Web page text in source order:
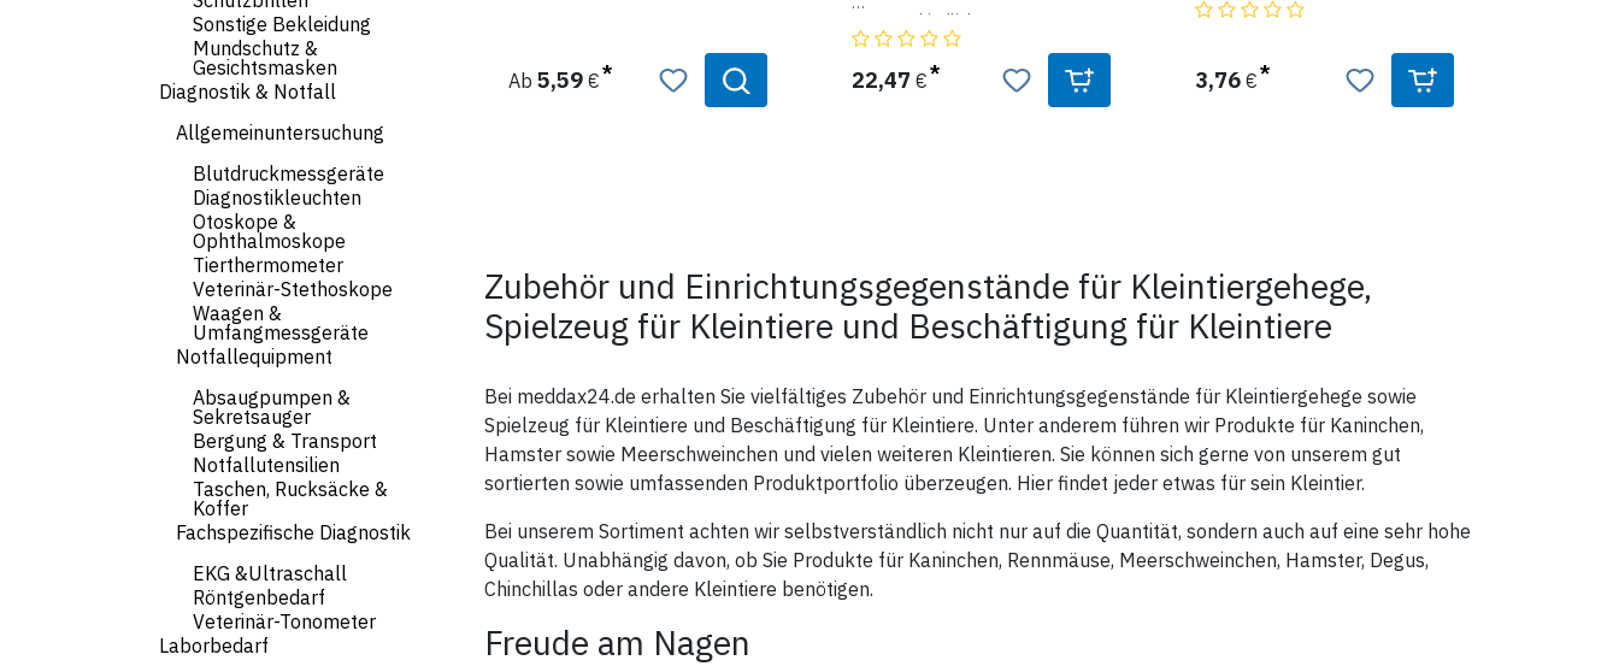
Sonstige Bekleidung
Mundschutz &
Gesichtsmasken
Diagnostik & Notfall
Allgemeinuntersuchung
Blutdruckmessgeräte
Diagnostikleuchten
Otoskope &
Ophthalmoskope
Tierthermometer
Veterinär-Stethoskope
Waagen &
Umfangmessgeräte
Notfallequipment
Absaugpumpen &
Sekretsauger
Bergung & Transport
Notfallutensilien
Taschen, Rucksäcke &
Koffer
Fachspezifische Diagnostik
EKG &Ultraschall
Röntgenbedarf
Veterinär-Tonometer
Laborbedarf
nachgefüllt
- Material: Kunststoff
Ab 5,59 €
- unterschiedliche
Schwierigkeitsstufen (zum Ziehen,
Schieben, Rollen und Hochheben)
- einfach zu befüllen mit Snacks,
Gemüse, Obst etc.
- mit Duftlöchern zur Erleichterung
22,47 €
- für Käfige mit waagrechten
3,76 €
Zubehör und Einrichtungsgegenstände für Kleintiergehege,
Spielzeug für Kleintiere und Beschäftigung für Kleintiere
Bei meddax24.de erhalten Sie vielfältiges Zubehör und Einrichtungsgegenstände für Kleintiergehege sowie
Spielzeug für Kleintiere und Beschäftigung für Kleintiere. Unter anderem führen wir Produkte für Kaninchen,
Hamster sowie Meerschweinchen und vielen weiteren Kleintieren. Sie können sich gerne von unserem gut
sortierten sowie umfassenden Produktportfolio überzeugen. Hier findet jeder etwas für sein Kleintier.
Bei unserem Sortiment achten wir selbstverständlich nicht nur auf die Quantität, sondern auch auf eine sehr hohe
Qualität. Unabhängig davon, ob Sie Produkte für Kaninchen, Rennmäuse, Meerschweinchen, Hamster, Degus,
Chinchillas oder andere Kleintiere benötigen.
Freude am Nagen